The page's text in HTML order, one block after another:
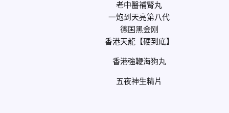
老中醫補腎丸
一炮到天亮第八代
德国黑金刚
香港天龍【硬到底】
香港強鞭海狗丸
五夜神生精片